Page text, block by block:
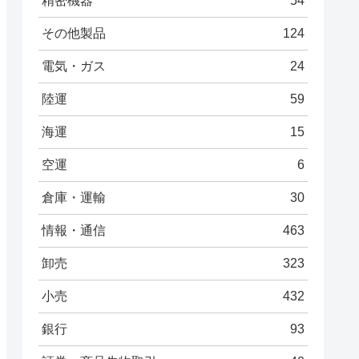
その他製品 124
電気・ガス 24
陸運 59
海運 15
空運 6
倉庫・運輸 30
情報・通信 463
卸売 323
小売 432
銀行 93